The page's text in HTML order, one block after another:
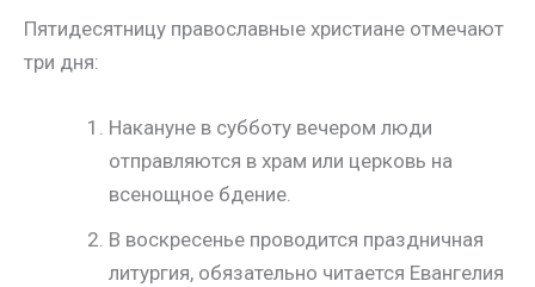
Пятидесятницу православные христиане отмечают
три дня:
Накануне в субботу вечером люди
отправляются в храм или церковь на
всенощное бдение.
В воскресенье проводится праздничная
литургия, обязательно читается Евангелия